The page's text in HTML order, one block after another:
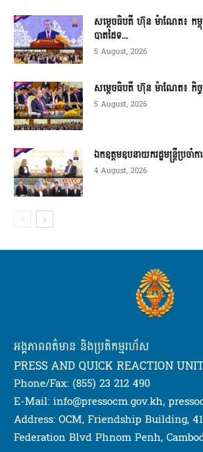
សម្ដេចធិបតី ហ៊ុន ម៉ាណែត៖ កម្
បាតដៃទ...
5 August, 2026
សម្ដេចធិបតី ហ៊ុន ម៉ាណែត៖ កិច្ចប្
5 August, 2026
ឯកឧត្តមឧបនាយករដ្ឋមន្ត្រីប្រចាំ
4 August, 2026
អង្គភាពពត៌មាន និងប្រតិកម្មរហ័ស
PRESS AND QUICK REACTION
Phone/Fax: (855) 23 212 490
E-Mail: info@pressocm.gov.kh,
Address: OCM, Friendship Building,
Federation Blvd Phnom Penh,